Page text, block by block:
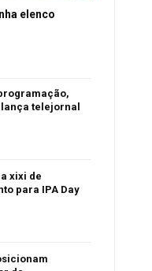
elenco
telejornal
xixi de
para IPA Day